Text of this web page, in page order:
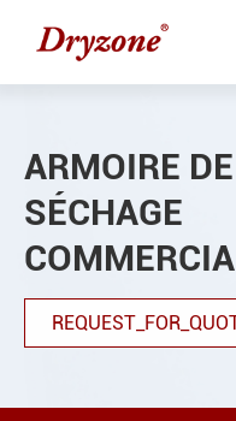
ARMOIRE DE
SÉCHAGE